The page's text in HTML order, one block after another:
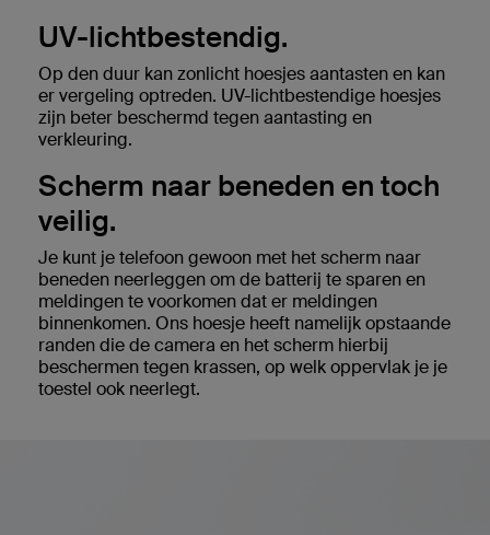
UV-lichtbestendig.
Op den duur kan zonlicht hoesjes aantasten en kan
er vergeling optreden. UV-lichtbestendige hoesjes
zijn beter beschermd tegen aantasting en
verkleuring.
Scherm naar beneden en toch
veilig.
Je kunt je telefoon gewoon met het scherm naar
beneden neerleggen om de batterij te sparen en
meldingen te voorkomen dat er meldingen
binnenkomen. Ons hoesje heeft namelijk opstaande
randen die de camera en het scherm hierbij
beschermen tegen krassen, op welk oppervlak je je
toestel ook neerlegt.